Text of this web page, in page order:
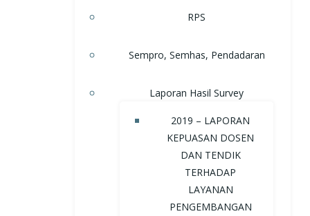
RPS
Sempro, Semhas, Pendadaran
Laporan Hasil Survey
2019 – LAPORAN
KEPUASAN DOSEN
DAN TENDIK
TERHADAP
LAYANAN
PENGEMBANGAN